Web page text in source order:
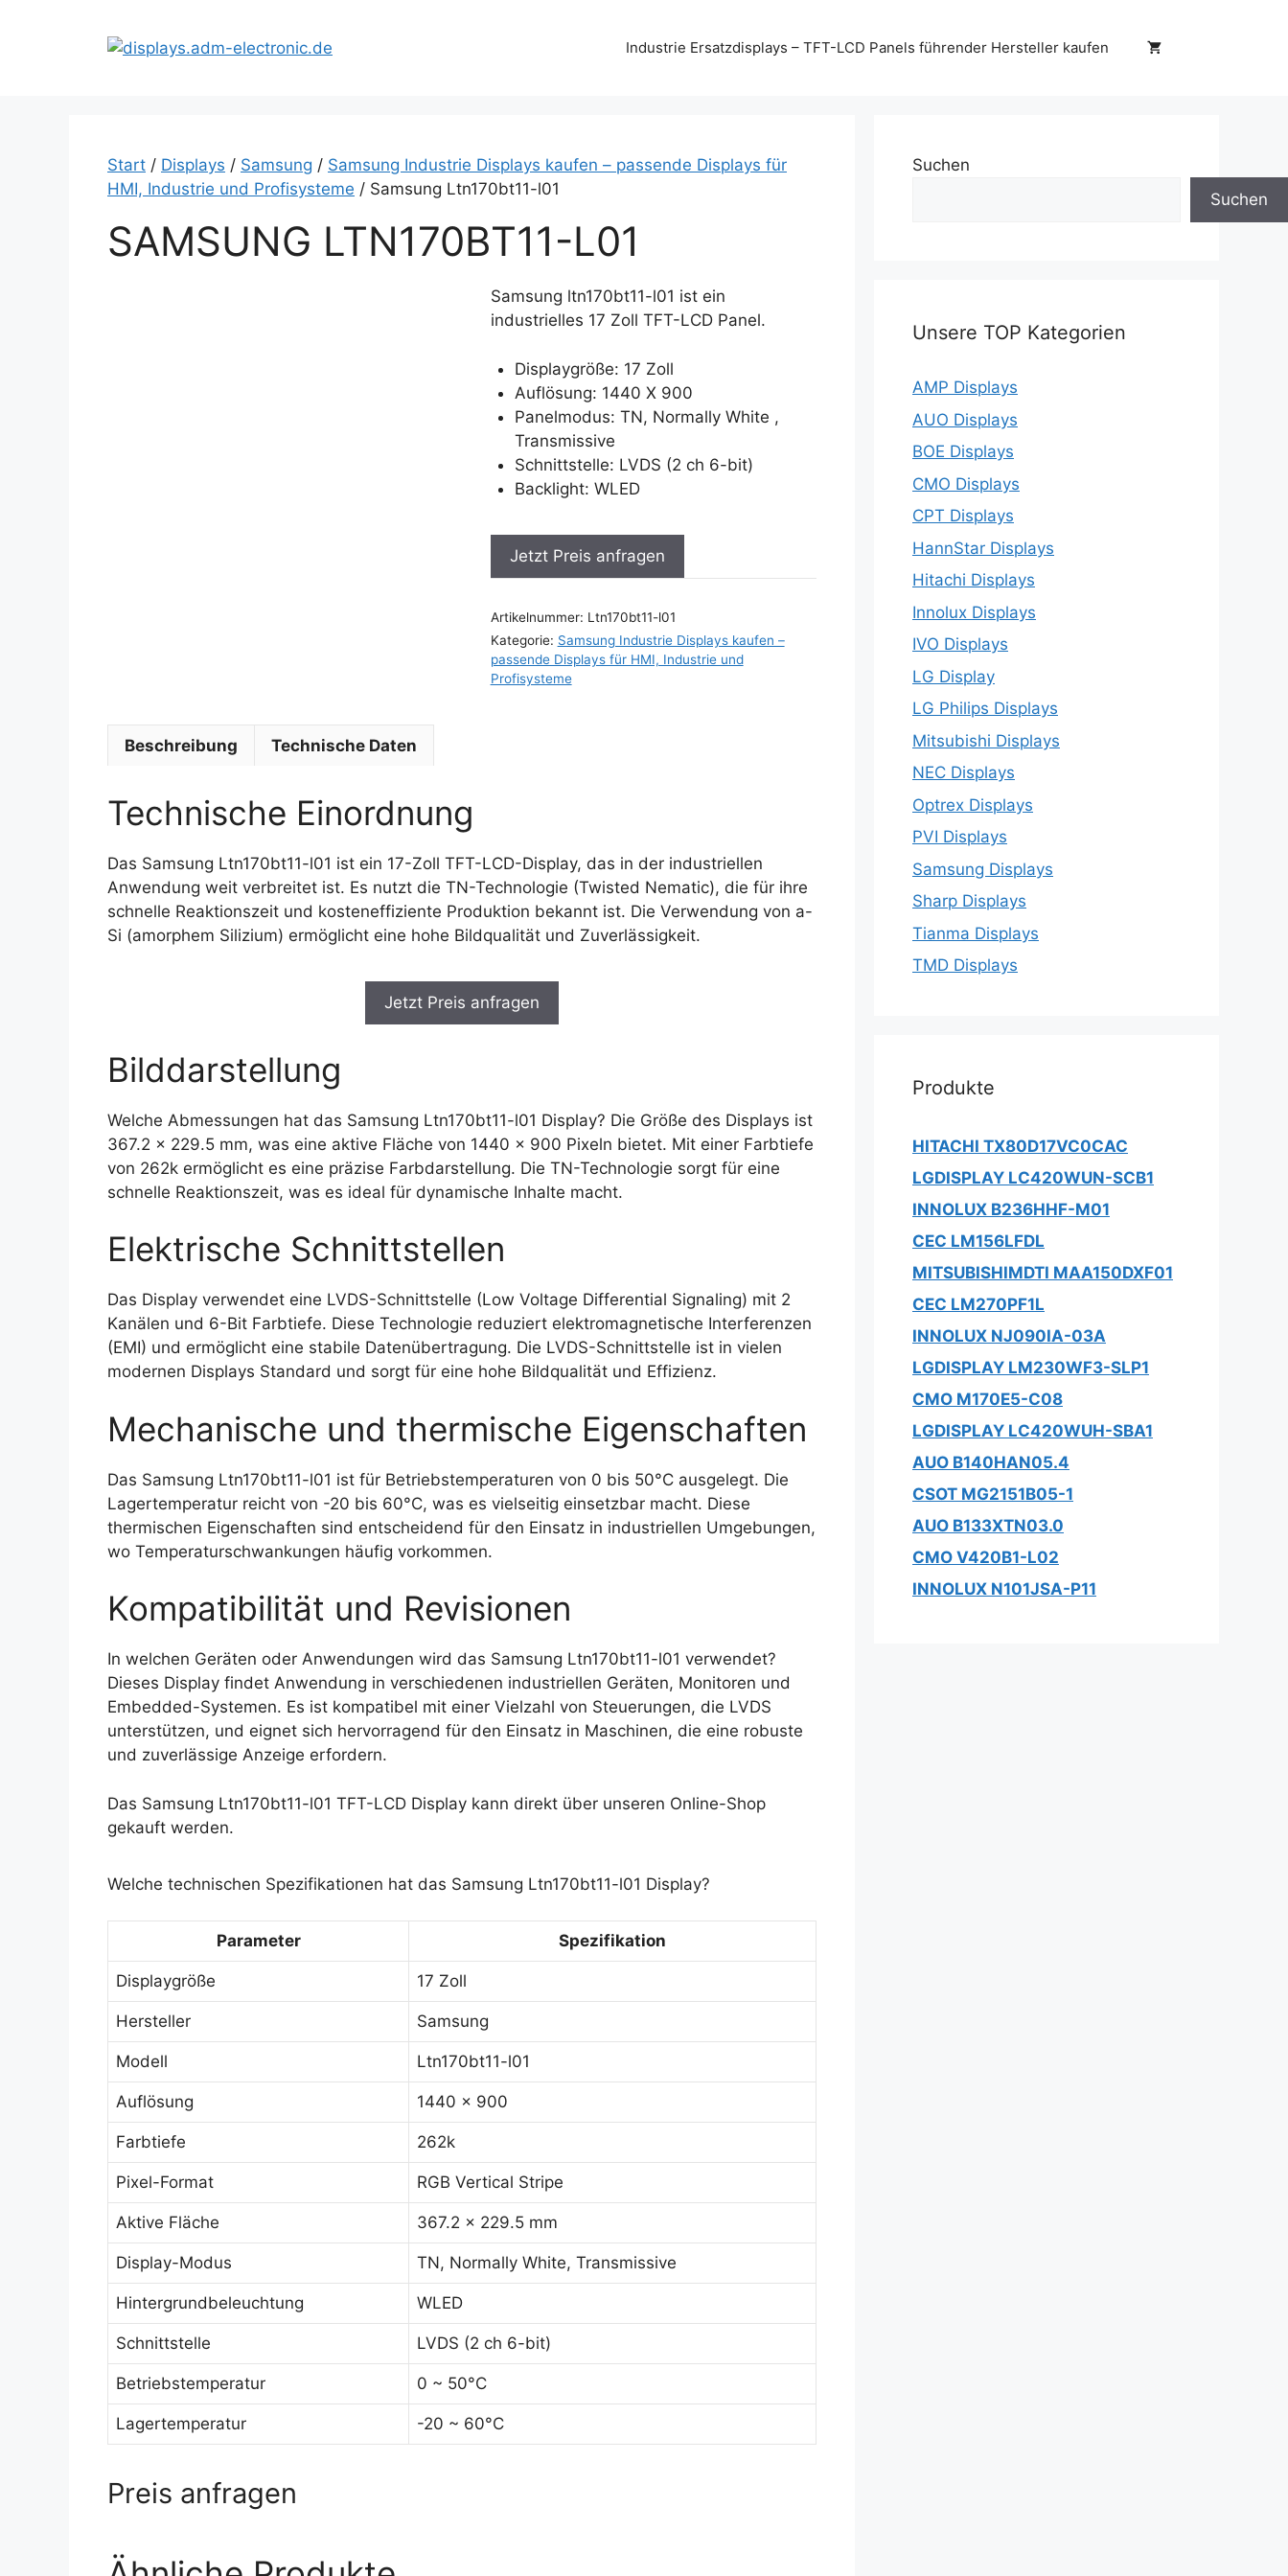
Industrie Ersatzdisplays – TFT-LCD Panels führender Hersteller kaufen
Start / Displays / Samsung / Samsung Industrie Displays kaufen – passende Displays für
HMI, Industrie und Profisysteme / Samsung Ltn170bt11-l01
SAMSUNG LTN170BT11-L01
Samsung ltn170bt11-l01 ist ein
industrielles 17 Zoll TFT-LCD Panel.
Displaygröße: 17 Zoll
Auflösung: 1440 X 900
Panelmodus: TN, Normally White ,
Transmissive
Schnittstelle: LVDS (2 ch 6-bit)
Backlight: WLED
Jetzt Preis anfragen
Artikelnummer: Ltn170bt11-l01
Kategorie: Samsung Industrie Displays kaufen –
passende Displays für HMI, Industrie und
Profisysteme
Beschreibung Technische Daten
Technische Einordnung
Das Samsung Ltn170bt11-l01 ist ein 17-Zoll TFT-LCD-Display, das in der industriellen
Anwendung weit verbreitet ist. Es nutzt die TN-Technologie (Twisted Nematic), die für ihre
schnelle Reaktionszeit und kosteneffiziente Produktion bekannt ist. Die Verwendung von a-
Si (amorphem Silizium) ermöglicht eine hohe Bildqualität und Zuverlässigkeit.
Jetzt Preis anfragen
Bilddarstellung
Welche Abmessungen hat das Samsung Ltn170bt11-l01 Display? Die Größe des Displays ist
367.2 x 229.5 mm, was eine aktive Fläche von 1440 x 900 Pixeln bietet. Mit einer Farbtiefe
von 262k ermöglicht es eine präzise Farbdarstellung. Die TN-Technologie sorgt für eine
schnelle Reaktionszeit, was es ideal für dynamische Inhalte macht.
Elektrische Schnittstellen
Das Display verwendet eine LVDS-Schnittstelle (Low Voltage Differential Signaling) mit 2
Kanälen und 6-Bit Farbtiefe. Diese Technologie reduziert elektromagnetische Interferenzen
(EMI) und ermöglicht eine stabile Datenübertragung. Die LVDS-Schnittstelle ist in vielen
modernen Displays Standard und sorgt für eine hohe Bildqualität und Effizienz.
Mechanische und thermische Eigenschaften
Das Samsung Ltn170bt11-l01 ist für Betriebstemperaturen von 0 bis 50°C ausgelegt. Die
Lagertemperatur reicht von -20 bis 60°C, was es vielseitig einsetzbar macht. Diese
thermischen Eigenschaften sind entscheidend für den Einsatz in industriellen Umgebungen,
wo Temperaturschwankungen häufig vorkommen.
Kompatibilität und Revisionen
In welchen Geräten oder Anwendungen wird das Samsung Ltn170bt11-l01 verwendet?
Dieses Display findet Anwendung in verschiedenen industriellen Geräten, Monitoren und
Embedded-Systemen. Es ist kompatibel mit einer Vielzahl von Steuerungen, die LVDS
unterstützen, und eignet sich hervorragend für den Einsatz in Maschinen, die eine robuste
und zuverlässige Anzeige erfordern.
Das Samsung Ltn170bt11-l01 TFT-LCD Display kann direkt über unseren Online-Shop
gekauft werden.
Welche technischen Spezifikationen hat das Samsung Ltn170bt11-l01 Display?
Parameter Spezifikation
Displaygröße 17 Zoll
Hersteller Samsung
Modell Ltn170bt11-l01
Auflösung 1440 x 900
Farbtiefe 262k
Pixel-Format RGB Vertical Stripe
Aktive Fläche 367.2 x 229.5 mm
Display-Modus TN, Normally White, Transmissive
Hintergrundbeleuchtung WLED
Schnittstelle LVDS (2 ch 6-bit)
Betriebstemperatur 0 ~ 50°C
Lagertemperatur -20 ~ 60°C
Preis anfragen
Suchen
Suchen
Unsere TOP Kategorien
AMP Displays
AUO Displays
BOE Displays
CMO Displays
CPT Displays
HannStar Displays
Hitachi Displays
Innolux Displays
IVO Displays
LG Display
LG Philips Displays
Mitsubishi Displays
NEC Displays
Optrex Displays
PVI Displays
Samsung Displays
Sharp Displays
Tianma Displays
TMD Displays
Produkte
HITACHI TX80D17VC0CAC
LGDISPLAY LC420WUN-SCB1
INNOLUX B236HHF-M01
CEC LM156LFDL
MITSUBISHIMDTI MAA150DXF01
CEC LM270PF1L
INNOLUX NJ090IA-03A
LGDISPLAY LM230WF3-SLP1
CMO M170E5-C08
LGDISPLAY LC420WUH-SBA1
AUO B140HAN05.4
CSOT MG2151B05-1
AUO B133XTN03.0
CMO V420B1-L02
INNOLUX N101JSA-P11